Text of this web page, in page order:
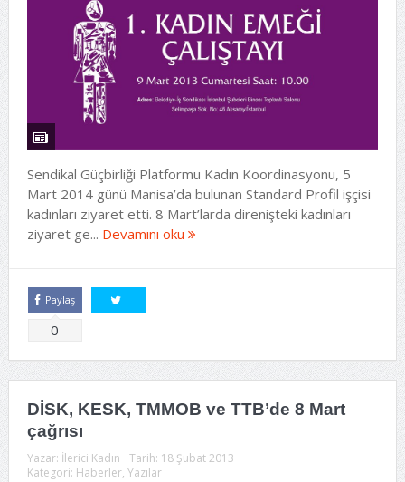
Sendikal Güçbirliği Platformu Kadın Koordinasyonu, 5
Mart 2014 günü Manisa’da bulunan Standard Profil işçisi
kadınları ziyaret etti. 8 Mart’larda direnişteki kadınları
ziyaret ge... Devamını oku
Paylaş
0
DİSK, KESK, TMMOB ve TTB’de 8 Mart
çağrısı
Yazar: İlerici Kadın Tarih: 18 Şubat 2013
Kategori: Haberler, Yazılar